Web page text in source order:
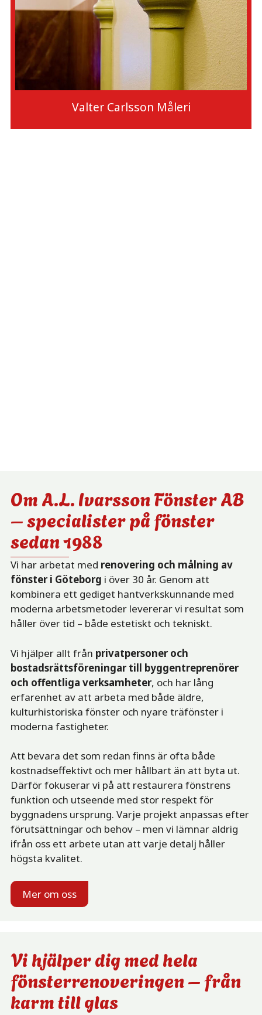
Valter Carlsson Måleri
Om A.L. Ivarsson Fönster AB
– specialister på fönster
sedan 1988
Vi har arbetat med renovering och målning av
fönster i Göteborg i över 30 år. Genom att
kombinera ett gediget hantverkskunnande med
moderna arbetsmetoder levererar vi resultat som
håller över tid – både estetiskt och tekniskt.
Vi hjälper allt från privatpersoner och
bostadsrättsföreningar till byggentreprenörer
och offentliga verksamheter, och har lång
erfarenhet av att arbeta med både äldre,
kulturhistoriska fönster och nyare träfönster i
moderna fastigheter.
Att bevara det som redan finns är ofta både
kostnadseffektivt och mer hållbart än att byta ut.
Därför fokuserar vi på att restaurera fönstrens
funktion och utseende med stor respekt för
byggnadens ursprung. Varje projekt anpassas efter
förutsättningar och behov – men vi lämnar aldrig
ifrån oss ett arbete utan att varje detalj håller
högsta kvalitet.
Mer om oss
Vi hjälper dig med hela
fönsterrenoveringen – från
karm till glas